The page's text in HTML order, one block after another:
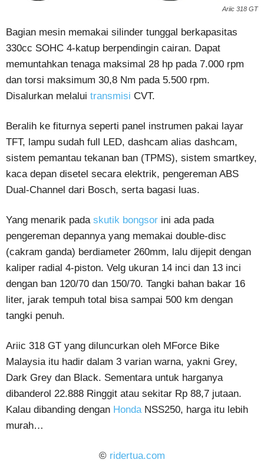
Ariic 318 GT
Bagian mesin memakai silinder tunggal berkapasitas
330cc SOHC 4-katup berpendingin cairan. Dapat
memuntahkan tenaga maksimal 28 hp pada 7.000 rpm
dan torsi maksimum 30,8 Nm pada 5.500 rpm.
Disalurkan melalui transmisi CVT.
Beralih ke fiturnya seperti panel instrumen pakai layar
TFT, lampu sudah full LED, dashcam alias dashcam,
sistem pemantau tekanan ban (TPMS), sistem smartkey,
kaca depan disetel secara elektrik, pengereman ABS
Dual-Channel dari Bosch, serta bagasi luas.
Yang menarik pada skutik bongsor ini ada pada
pengereman depannya yang memakai double-disc
(cakram ganda) berdiameter 260mm, lalu dijepit dengan
kaliper radial 4-piston. Velg ukuran 14 inci dan 13 inci
dengan ban 120/70 dan 150/70. Tangki bahan bakar 16
liter, jarak tempuh total bisa sampai 500 km dengan
tangki penuh.
Ariic 318 GT yang diluncurkan oleh MForce Bike
Malaysia itu hadir dalam 3 varian warna, yakni Grey,
Dark Grey dan Black. Sementara untuk harganya
dibanderol 22.888 Ringgit atau sekitar Rp 88,7 jutaan.
Kalau dibanding dengan Honda NSS250, harga itu lebih
murah…
© ridertua.com